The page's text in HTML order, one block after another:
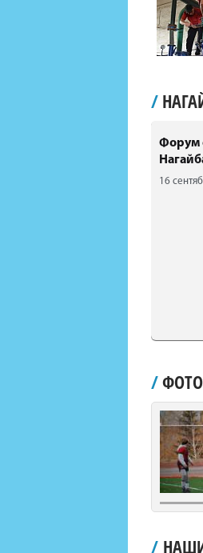
/
Форум
16
/ФОТО
Scroll Left
/